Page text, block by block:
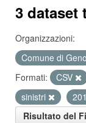
3 dataset
Organizzazioni:
Comune di
Formati:
CSV
sinistri
Risultato del